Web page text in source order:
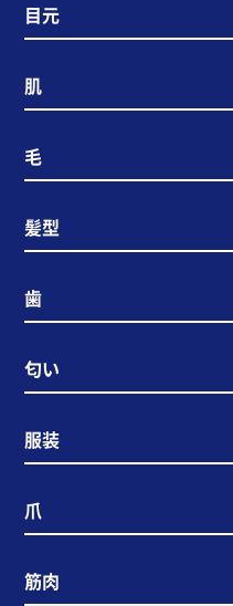
目元
肌
毛
髪型
歯
匂い
服装
爪
筋肉